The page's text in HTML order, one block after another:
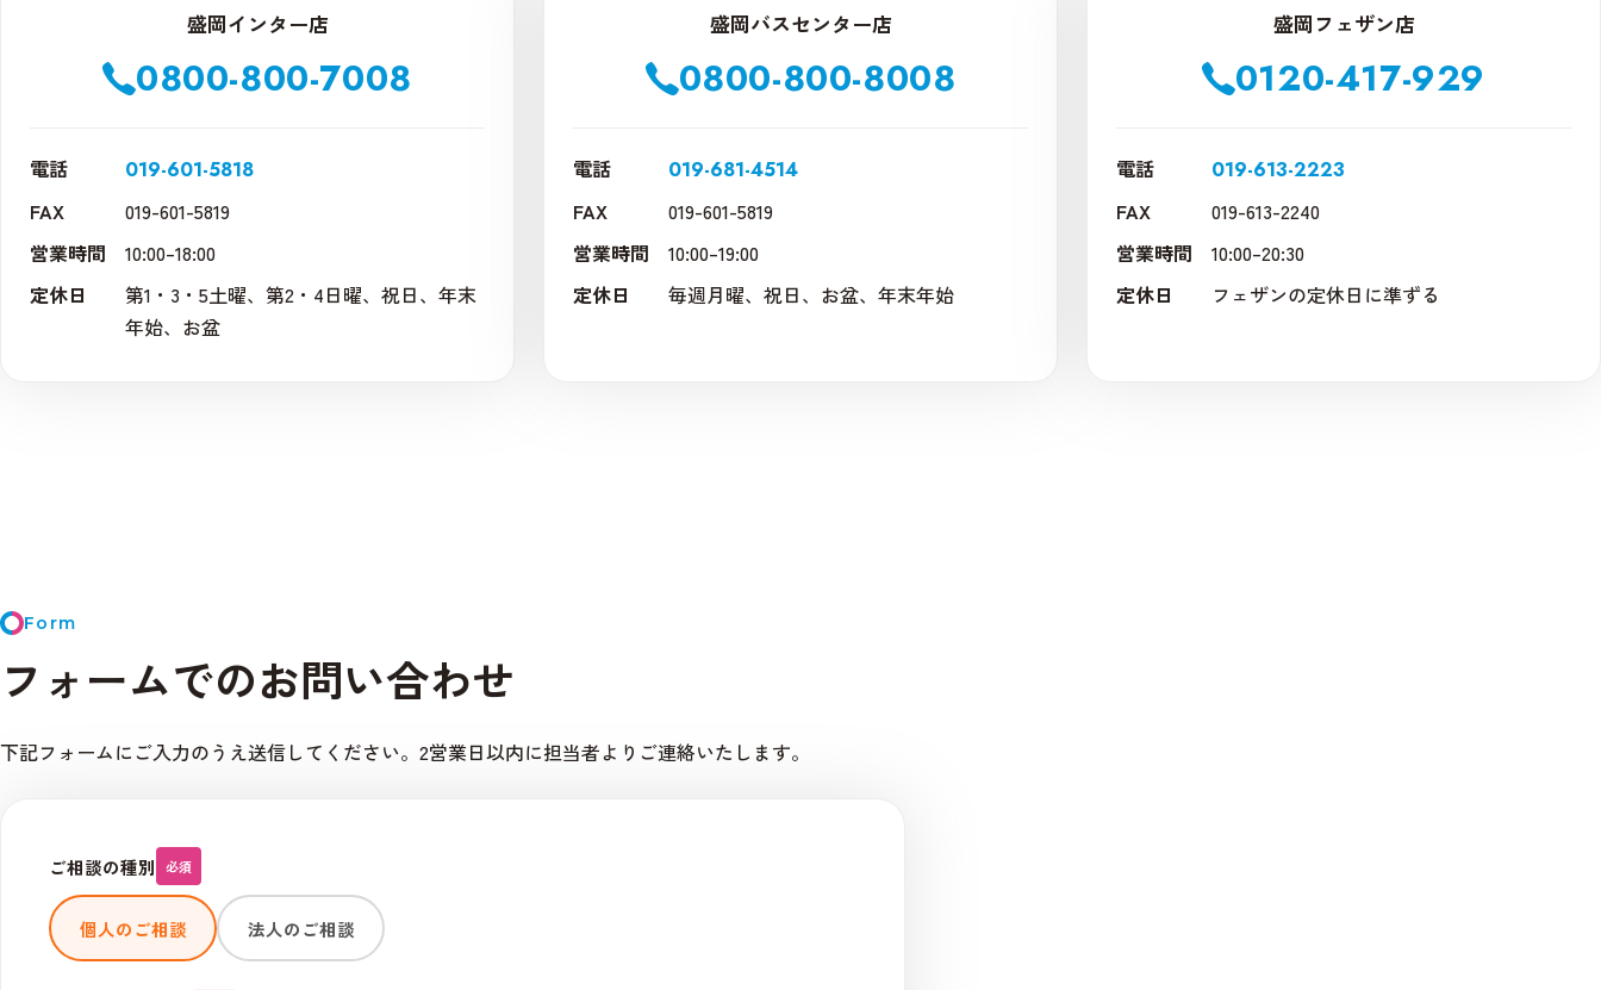
盛岡インター店
0800-800-7008
電話 019-601-5818
FAX
019-601-5819
営業時間
10:00–18:00
定休日
第1・3・5土曜、第2・4日曜、祝日、年末
年始、お盆
盛岡バスセンター店
0800-800-8008
電話 019-681-4514
FAX
019-601-5819
営業時間
10:00–19:00
定休日
毎週月曜、祝日、お盆、年末年始
盛岡フェザン店
0120-417-929
電話 019-613-2223
FAX
019-613-2240
営業時間
10:00–20:30
定休日
フェザンの定休日に準ずる
Form
フォームでのお問い合わせ
下記フォームにご入力のうえ送信してください。2営業日以内に担当者よりご連絡いたします。
ご相談の種別 必須
個人のご相談 法人のご相談